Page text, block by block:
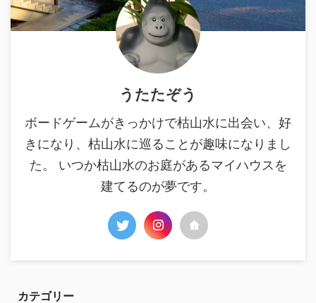
うたたぞう
ボードゲームがきっかけで枯山水に出会い、好
きになり、枯山水に巡ることが趣味になりまし
た。 いつか枯山水のお庭があるマイハウスを
建てるのが夢です。
カテゴリー